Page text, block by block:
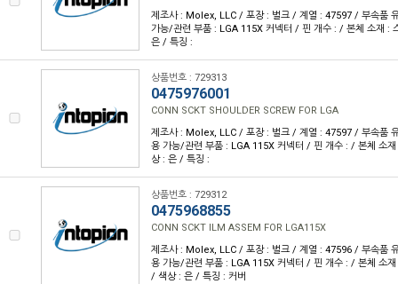
제조사 : Molex, LLC / 포장 : 벌크 / 계열 : 47597 / 부속품
가능/관련 부품 : LGA 115X 커넥터 / 핀 개수 : / 본체 소재 :
은 / 특징 :
상품번호 : 729313
0475976001
CONN SCKT SHOULDER SCREW FOR LGA
제조사 : Molex, LLC / 포장 : 벌크 / 계열 : 47597 / 부속품
용 가능/관련 부품 : LGA 115X 커넥터 / 핀 개수 : / 본체 소
상 : 은 / 특징 :
상품번호 : 729312
0475968855
CONN SCKT ILM ASSEM FOR LGA115X
제조사 : Molex, LLC / 포장 : 벌크 / 계열 : 47596 / 부속품
용 가능/관련 부품 : LGA 115X 커넥터 / 핀 개수 : / 본체 소
/ 색상 : 은 / 특징 : 커버